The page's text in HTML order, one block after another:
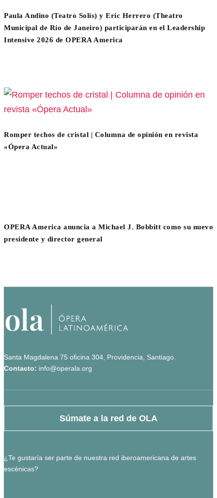
Paula Andino (Teatro Solís) y Eric Herrero (Theatro
Municipal de Río de Janeiro) participarán en el Leadership
Intensive 2026 de OPERA America
Romper techos de cristal | Columna de opinión en revista
«Ópera Actual»
OPERA America anuncia a Michael J. Bobbitt como su nuevo
presidente y director general
Santa Magdalena 75 oficina 304, Providencia, Santiago.
Contacto: info@operala.org
Súmate a la red de OLA
¿Te gustaría ser parte de nuestra red iberoamericana de artes
escénicas?